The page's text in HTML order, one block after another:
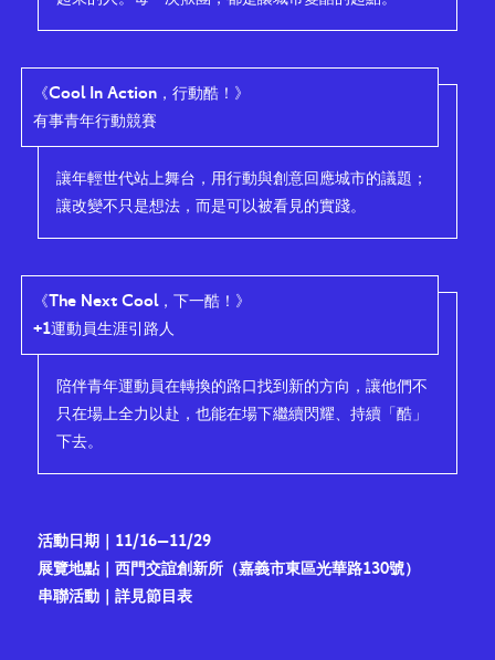
《Cool In Action，行動酷！》
有事青年行動競賽
讓年輕世代站上舞台，用行動與創意回應城市的議題；
讓改變不只是想法，而是可以被看見的實踐。
《The Next Cool，下一酷！》
+1運動員生涯引路人
陪伴青年運動員在轉換的路口找到新的方向，讓他們不
只在場上全力以赴，也能在場下繼續閃耀、持續「酷」
下去。
活動日期｜11/16–11/29
展覽地點｜西門交誼創新所（嘉義市東區光華路130號）
串聯活動｜詳見節目表